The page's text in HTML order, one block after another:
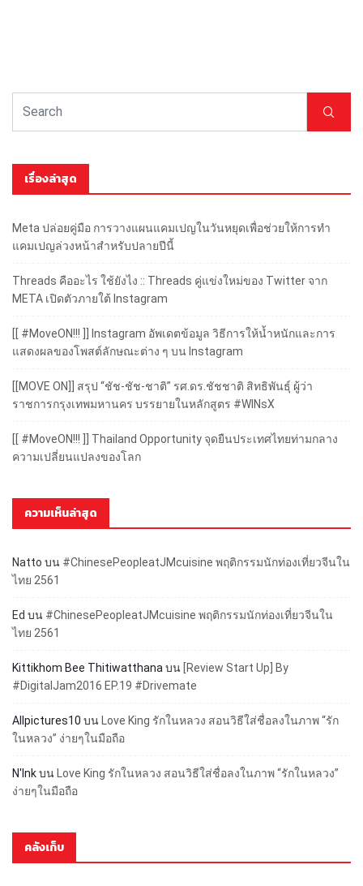
เรื่องล่าสุด
Meta ปล่อยคู่มือ การวางแผนแคมเปญในวันหยุดเพื่อช่วยให้การทำ
แคมเปญล่วงหน้าสำหรับปลายปีนี้
Threads คืออะไร ใช้ยังไง :: Threads คู่แข่งใหม่ของ Twitter จาก
META เปิดตัวภายใต้ Instagram
[[ #MoveON!!! ]] Instagram อัพเดตข้อมูล วิธีการให้น้ำหนักและการ
แสดงผลของโพสต์ลักษณะต่าง ๆ บน Instagram
[[MOVE ON]] สรุป “ชัช-ชัช-ชาติ” รศ.ดร.ชัชชาติ สิทธิพันธุ์ ผู้ว่า
ราชการกรุงเทพมหานคร บรรยายในหลักสูตร #WINsX
[[ #MoveON!!! ]] Thailand Opportunity จุดยืนประเทศไทยท่ามกลาง
ความเปลี่ยนแปลงของโลก
ความเห็นล่าสุด
Natto บน #ChinesePeopleatJMcuisine พฤติกรรมนักท่องเที่ยวจีนใน
ไทย 2561
Ed บน #ChinesePeopleatJMcuisine พฤติกรรมนักท่องเที่ยวจีนใน
ไทย 2561
Kittikhom Bee Thitiwatthana บน [Review Start Up] By
#DigitalJam2016 EP.19 #Drivemate
Allpictures10 บน
Love King รักในหลวง สอนวิธีใส่ชื่อลงในภาพ “รัก
ในหลวง” ง่ายๆในมือถือ
N'Inkบน
Love King รักในหลวง สอนวิธีใส่ชื่อลงในภาพ “รักในหลวง”
ง่ายๆในมือถือ
คลังเก็บ